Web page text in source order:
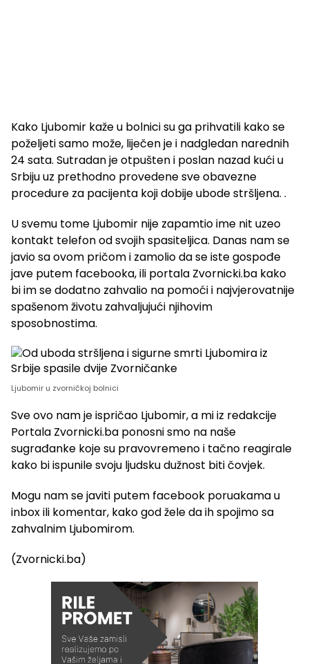
Kako Ljubomir kaže u bolnici su ga prihvatili kako se
poželjeti samo može, liječen je i nadgledan narednih
24 sata. Sutradan je otpušten i poslan nazad kući u
Srbiju uz prethodno provedene sve obavezne
procedure za pacijenta koji dobije ubode stršljena. .
U svemu tome Ljubomir nije zapamtio ime nit uzeo
kontakt telefon od svojih spasiteljica. Danas nam se
javio sa ovom pričom i zamolio da se iste gospođe
jave putem facebooka, ili portala Zvornicki.ba kako
bi im se dodatno zahvalio na pomoći i najvjerovatnije
spašenom životu zahvaljujući njihovim
sposobnostima.
Ljubomir u zvorničkoj bolnici
Sve ovo nam je ispričao Ljubomir, a mi iz redakcije
Portala Zvornicki.ba ponosni smo na naše
sugrađanke koje su pravovremeno i tačno reagirale
kako bi ispunile svoju ljudsku dužnost biti čovjek.
Mogu nam se javiti putem facebook poruakama u
inbox ili komentar, kako god žele da ih spojimo sa
zahvalnim Ljubomirom.
(Zvornicki.ba)